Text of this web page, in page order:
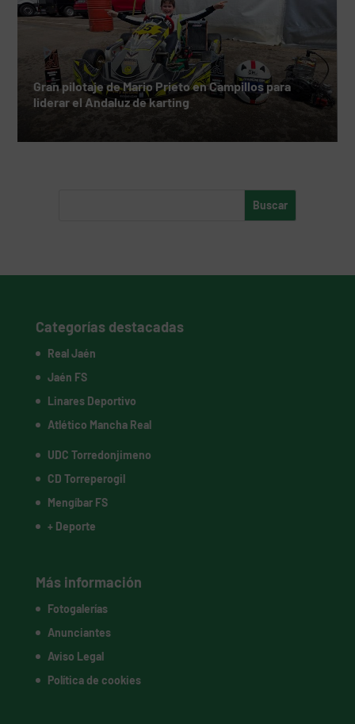
Gran pilotaje de Mario Prieto en Campillos para
liderar el Andaluz de karting
Categorías destacadas
Real Jaén
Jaén FS
Linares Deportivo
Atlético Mancha Real
UDC Torredonjimeno
CD Torreperogil
Mengíbar FS
+ Deporte
Más información
Fotogalerías
Anunciantes
Aviso Legal
Política de cookies